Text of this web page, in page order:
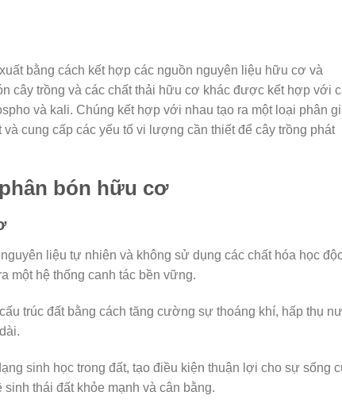
bằng cách kết hợp các nguồn nguyên liệu hữu cơ và
cây trồng và các chất thải hữu cơ khác được kết hợp với
và kali. Chúng kết hợp với nhau tạo ra một loại phân
cung cấp các yếu tố vi lượng cần thiết để cây trồng phát
bón hữu cơ
liệu tự nhiên và không sử dụng các chất hóa học
một hệ thống canh tác bền vững.
trúc đất bằng cách tăng cường sự thoáng khí, hấp thụ
sinh học trong đất, tạo điều kiện thuận lợi cho sự sống
thái đất khỏe mạnh và cân bằng.